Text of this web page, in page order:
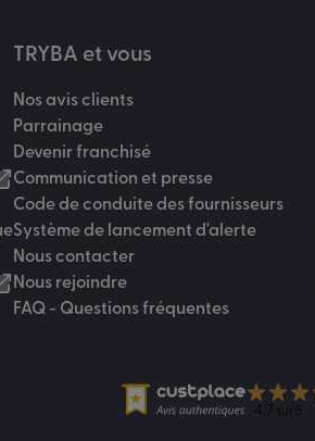
TRYBA et vous
Nos avis clients
Parrainage
Devenir franchisé
Communication et presse
Code de conduite des fournisseurs
Système de lancement d'alerte
Nous contacter
Nous rejoindre
FAQ - Questions fréquentes
4.7 sur 5